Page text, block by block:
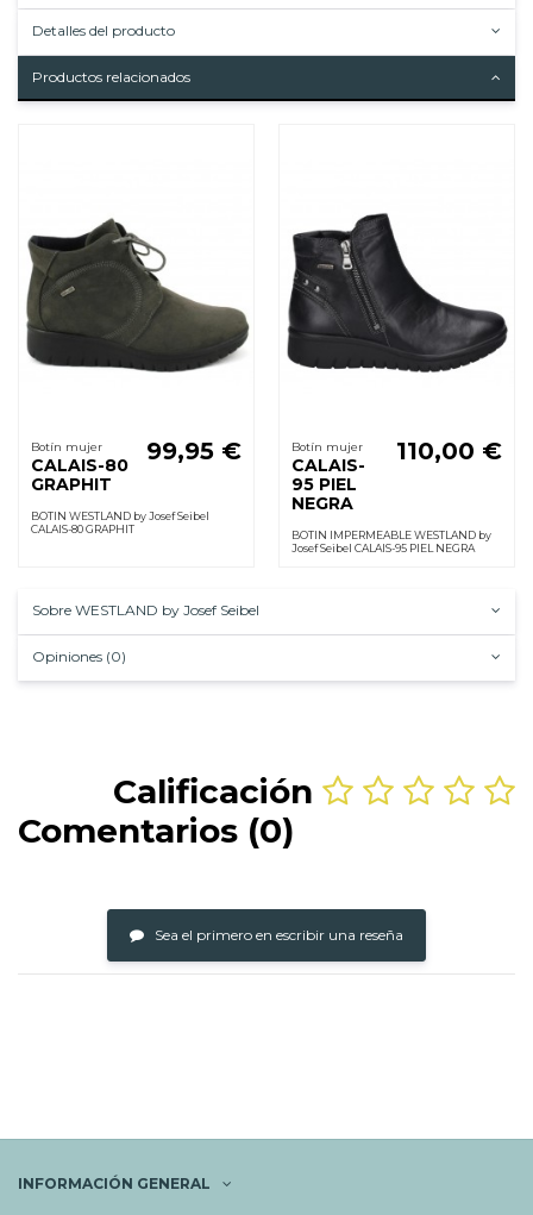
Detalles del producto
Productos relacionados
Botín mujer
CALAIS-80
GRAPHIT
99,95 €
BOTIN WESTLAND by Josef Seibel
CALAIS-80 GRAPHIT
Botín mujer
CALAIS-
95 PIEL
NEGRA
110,00 €
BOTIN IMPERMEABLE WESTLAND by
Josef Seibel CALAIS-95 PIEL NEGRA
Sobre WESTLAND by Josef Seibel
Opiniones (0)
Calificación
Comentarios (0)
Sea el primero en escribir una reseña
INFORMACIÓN GENERAL